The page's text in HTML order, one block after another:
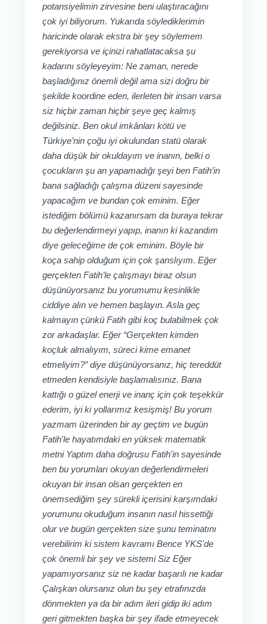
potansiyelimin zirvesine beni ulaştıracağını
çok iyi biliyorum. Yukarıda söylediklerimin
haricinde olarak ekstra bir şey söylemem
gerekiyorsa ve içinizi rahatlatacaksa şu
kadarını söyleyeyim: Ne zaman, nerede
başladığınız önemli değil ama sizi doğru bir
şekilde koordine eden, ilerleten bir insan varsa
siz hiçbir zaman hiçbir şeye geç kalmış
değilsiniz. Ben okul imkânları kötü ve
Türkiye’nin çoğu iyi okulundan statü olarak
daha düşük bir okuldayım ve inanın, belki o
çocukların şu an yapamadığı şeyi ben Fatih’in
bana sağladığı çalışma düzeni sayesinde
yapacağım ve bundan çok eminim. Eğer
istediğim bölümü kazanırsam da buraya tekrar
bu değerlendirmeyi yapıp, inanın ki kazandım
diye geleceğime de çok eminim. Böyle bir
koça sahip olduğum için çok şanslıyım. Eğer
gerçekten Fatih’le çalışmayı biraz olsun
düşünüyorsanız bu yorumumu kesinlikle
ciddiye alın ve hemen başlayın. Asla geç
kalmayın çünkü Fatih gibi koç bulabilmek çok
zor arkadaşlar. Eğer “Gerçekten kimden
koçluk almalıyım, süreci kime emanet
etmeliyim?” diye düşünüyorsanız, hiç tereddüt
etmeden kendisiyle başlamalısınız. Bana
kattığı o güzel enerji ve inanç için çok teşekkür
ederim, iyi ki yollarımız kesişmiş! Bu yorum
yazmam üzerinden bir ay geçtim ve bugün
Fatih'le hayatımdaki en yüksek matematik
metni Yaptım daha doğrusu Fatih'in sayesinde
ben bu yorumları okuyan değerlendirmeleri
okuyan bir insan olsan gerçekten en
önemsediğim şey sürekli içerisini karşımdaki
yorumunu okuduğum insanın nasıl hissettiği
olur ve bugün gerçekten size şunu teminatını
verebilirim ki sistem kavramı Bence YKS'de
çok önemli bir şey ve sistemi Siz Eğer
yapamıyorsanız siz ne kadar başarılı ne kadar
Çalışkan olursanız olun bu şey etrafınızda
dönmekten ya da bir adım ileri gidip iki adım
geri gitmekten başka bir şey ifade etmeyecek